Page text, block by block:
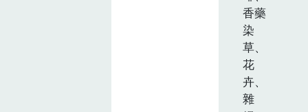
香藥
染
草、
花
卉、
雜